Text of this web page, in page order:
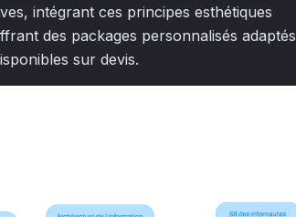
intégrant ces principes esthétiques
des packages personnalisés adaptés
sur devis.